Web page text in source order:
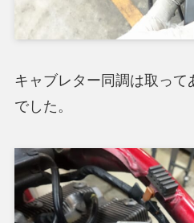
キャブレター同調は取って
でした。